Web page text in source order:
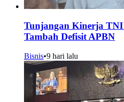
Tunjangan Kinerja
Tambah Defisit APBN
Bisnis•9 hari lalu